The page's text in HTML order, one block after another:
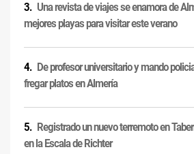
Una revista de viajes se enamora de
mejores playas para visitar este verano
De profesor universitario y mando
fregar platos en Almería
Registrado un nuevo terremoto en
en la Escala de Richter